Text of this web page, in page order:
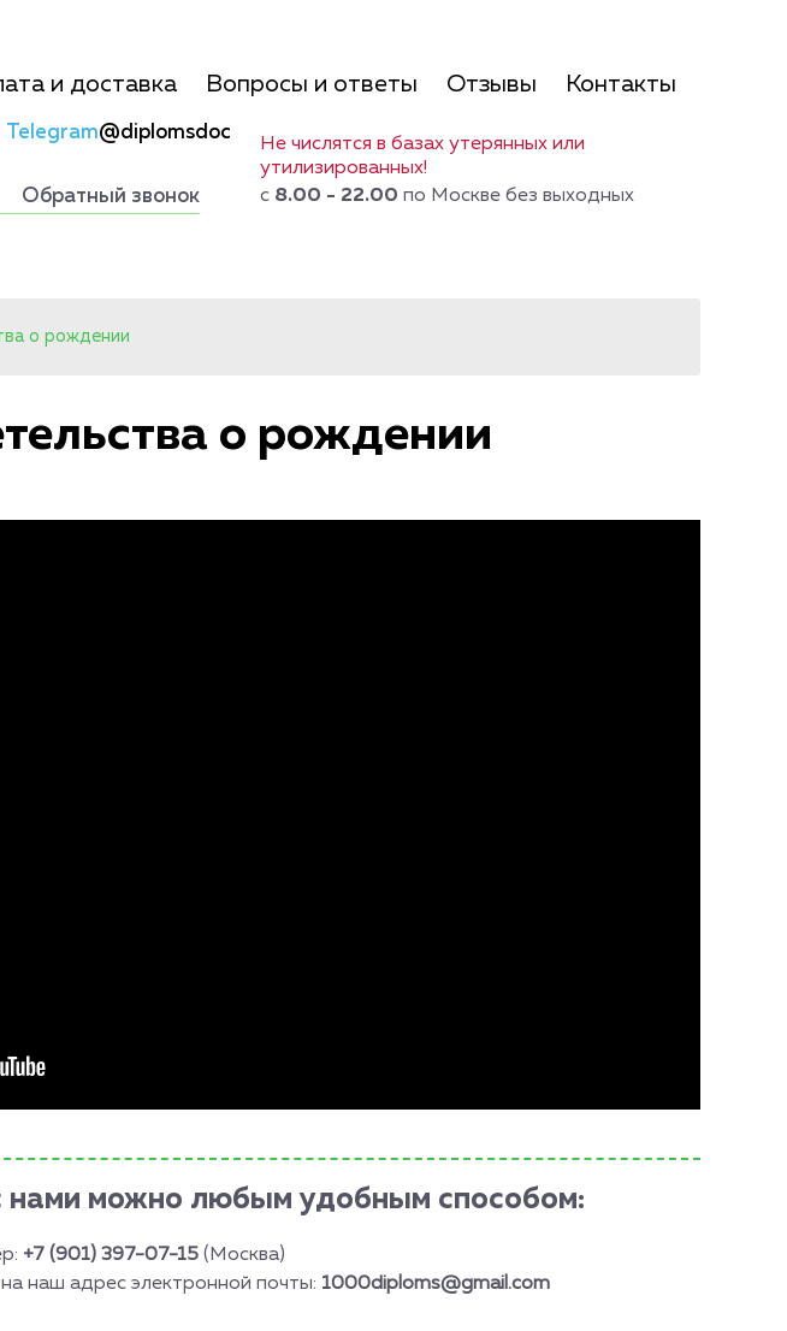
и доставка Вопросы и ответы Отзывы Контакты
Telegram@diplomsdoc
Обратный звонок
Не числятся в базах утерянных или
утилизированных!
с 8.00 - 22.00 по Москве без выходных
о рождении
о рождении
нами можно любым удобным способом:
+7 (901) 397-07-15 (Москва)
наш адрес электронной почты: 1000diploms@gmail.com